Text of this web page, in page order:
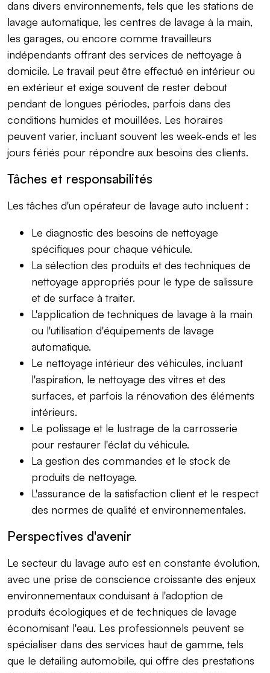
dans divers environnements, tels que les stations de
lavage automatique, les centres de lavage à la main,
les garages, ou encore comme travailleurs
indépendants offrant des services de nettoyage à
domicile. Le travail peut être effectué en intérieur ou
en extérieur et exige souvent de rester debout
pendant de longues périodes, parfois dans des
conditions humides et mouillées. Les horaires
peuvent varier, incluant souvent les week-ends et les
jours fériés pour répondre aux besoins des clients.
Tâches et responsabilités
Les tâches d'un opérateur de lavage auto incluent :
Le diagnostic des besoins de nettoyage
spécifiques pour chaque véhicule.
La sélection des produits et des techniques de
nettoyage appropriés pour le type de salissure
et de surface à traiter.
L'application de techniques de lavage à la main
ou l'utilisation d'équipements de lavage
automatique.
Le nettoyage intérieur des véhicules, incluant
l'aspiration, le nettoyage des vitres et des
surfaces, et parfois la rénovation des éléments
intérieurs.
Le polissage et le lustrage de la carrosserie
pour restaurer l'éclat du véhicule.
La gestion des commandes et le stock de
produits de nettoyage.
L'assurance de la satisfaction client et le respect
des normes de qualité et environnementales.
Perspectives d'avenir
Le secteur du lavage auto est en constante évolution,
avec une prise de conscience croissante des enjeux
environnementaux conduisant à l'adoption de
produits écologiques et de techniques de lavage
économisant l'eau. Les professionnels peuvent se
spécialiser dans des services haut de gamme, tels
que le detailing automobile, qui offre des prestations